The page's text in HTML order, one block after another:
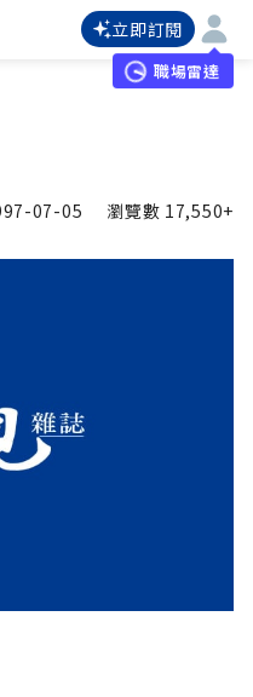
立即訂閱
職場雷達
07-05 瀏覽數 17,550+